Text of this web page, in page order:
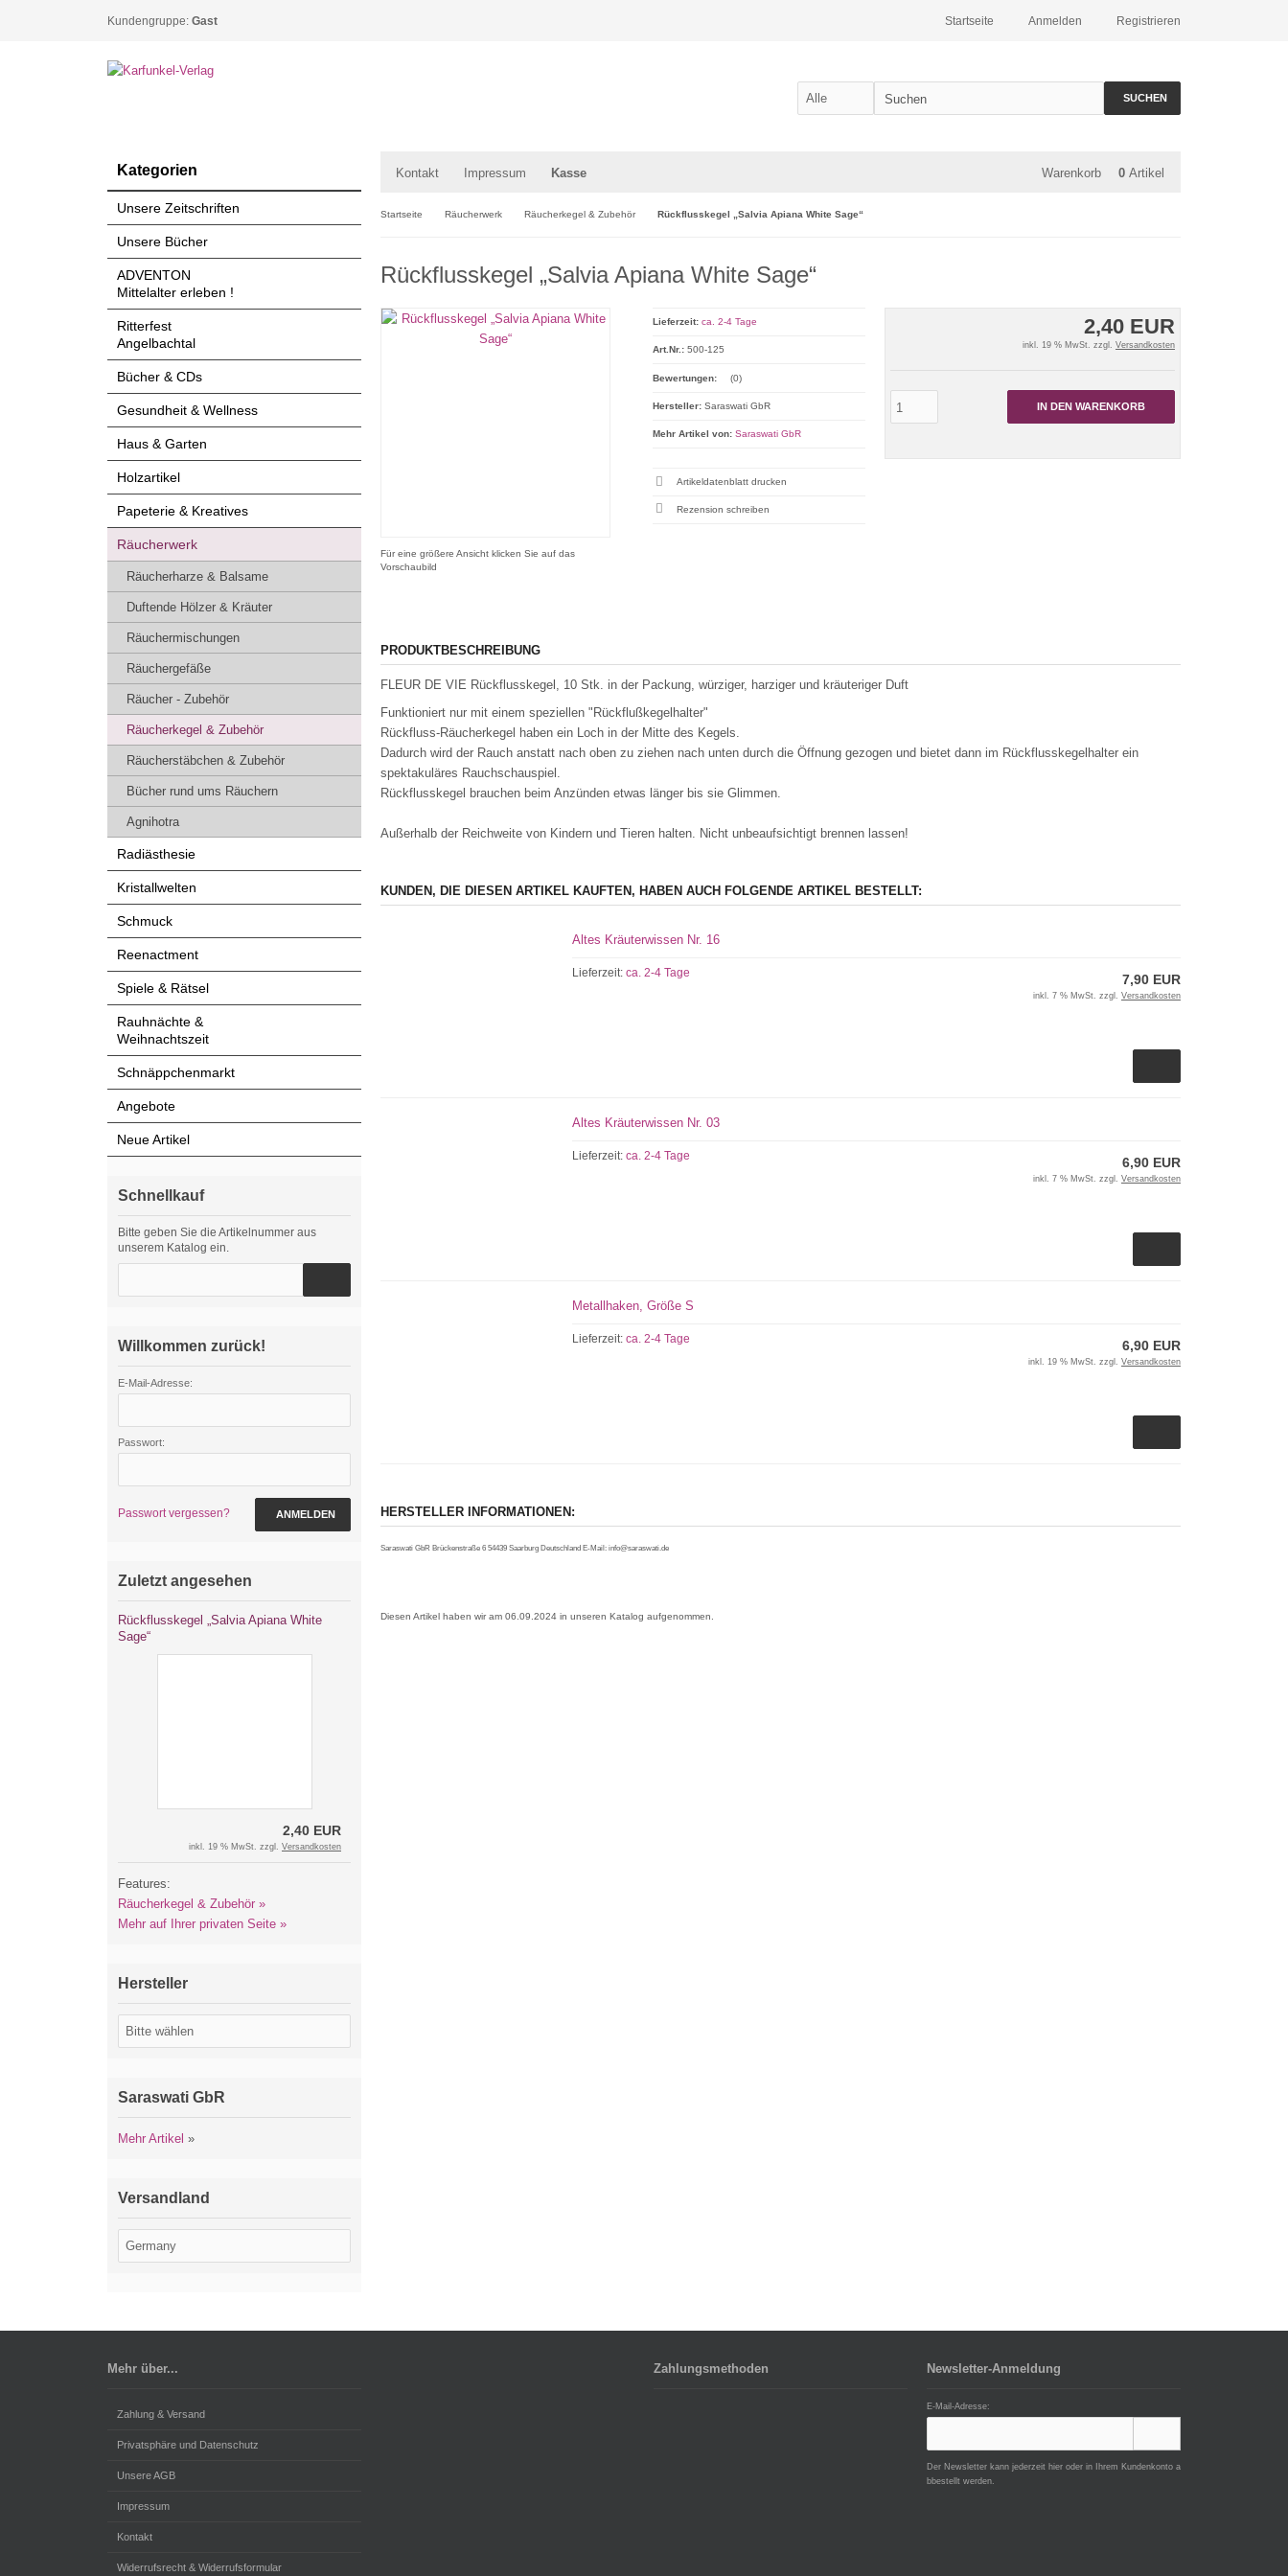
Kundengruppe: Gast Registrieren
Anmelden
Startseite
SUCHEN
Kontakt Impressum Kasse Warenkorb 0 Artikel
Startseite Räucherwerk Räucherkegel & Zubehör Rückflusskegel „Salvia Apiana White Sage“
Rückflusskegel „Salvia Apiana White Sage“
Für eine größere Ansicht klicken Sie auf das
Vorschaubild
2,40 EUR
inkl. 19 % MwSt. zzgl. Versandkosten
IN DEN WARENKORB
Lieferzeit: ca. 2-4 Tage
Art.Nr.: 500-125
Bewertungen: (0)
Hersteller: Saraswati GbR
Mehr Artikel von: Saraswati GbR
Artikeldatenblatt drucken
Rezension schreiben
PRODUKTBESCHREIBUNG
FLEUR DE VIE Rückflusskegel, 10 Stk. in der Packung, würziger, harziger und kräuteriger Duft
Funktioniert nur mit einem speziellen "Rückflußkegelhalter"
Rückfluss-Räucherkegel haben ein Loch in der Mitte des Kegels.
Dadurch wird der Rauch anstatt nach oben zu ziehen nach unten durch die Öffnung gezogen und bietet dann im Rückflusskegelhalter ein
spektakuläres Rauchschauspiel.
Rückflusskegel brauchen beim Anzünden etwas länger bis sie Glimmen.
Außerhalb der Reichweite von Kindern und Tieren halten. Nicht unbeaufsichtigt brennen lassen!
KUNDEN, DIE DIESEN ARTIKEL KAUFTEN, HABEN AUCH FOLGENDE ARTIKEL BESTELLT:
Altes Kräuterwissen Nr. 16
Lieferzeit:ca. 2-4 Tage 7,90 EUR
inkl. 7 % MwSt. zzgl. Versandkosten
Altes Kräuterwissen Nr. 03
Lieferzeit:ca. 2-4 Tage 6,90 EUR
inkl. 7 % MwSt. zzgl. Versandkosten
Metallhaken, Größe S
Lieferzeit:ca. 2-4 Tage 6,90 EUR
inkl. 19 % MwSt. zzgl. Versandkosten
HERSTELLER INFORMATIONEN:
Saraswati GbR Brückenstraße 6 54439 Saarburg Deutschland E-Mail: info@saraswati.de
Diesen Artikel haben wir am 06.09.2024 in unseren Katalog aufgenommen.
Kategorien
Unsere Zeitschriften
Unsere Bücher
ADVENTON
Mittelalter erleben !
Ritterfest
Angelbachtal
Bücher & CDs
Gesundheit & Wellness
Haus & Garten
Holzartikel
Papeterie & Kreatives
Räucherwerk
Räucherharze & Balsame
Duftende Hölzer & Kräuter
Räuchermischungen
Räuchergefäße
Räucher - Zubehör
Räucherkegel & Zubehör
Räucherstäbchen & Zubehör
Bücher rund ums Räuchern
Agnihotra
Radiästhesie
Kristallwelten
Schmuck
Reenactment
Spiele & Rätsel
Rauhnächte &
Weihnachtszeit
Schnäppchenmarkt
Angebote
Neue Artikel
Schnellkauf
Bitte geben Sie die Artikelnummer aus
unserem Katalog ein.
Willkommen zurück!
E-Mail-Adresse:
Passwort:
Passwort vergessen? ANMELDEN
Zuletzt angesehen
Rückflusskegel „Salvia Apiana White
Sage“
2,40 EUR
inkl. 19 % MwSt. zzgl. Versandkosten
Features:
Räucherkegel & Zubehör »
Mehr auf Ihrer privaten Seite »
Hersteller
Saraswati GbR
Mehr Artikel »
Versandland
Mehr über...
Zahlung & Versand
Privatsphäre und Datenschutz
Unsere AGB
Impressum
Kontakt
Widerrufsrecht & Widerrufsformular
Zahlungsmethoden Newsletter-Anmeldung
E-Mail-Adresse:
Der Newsletter kann jederzeit hier oder in Ihrem Kundenkonto a
bbestellt werden.